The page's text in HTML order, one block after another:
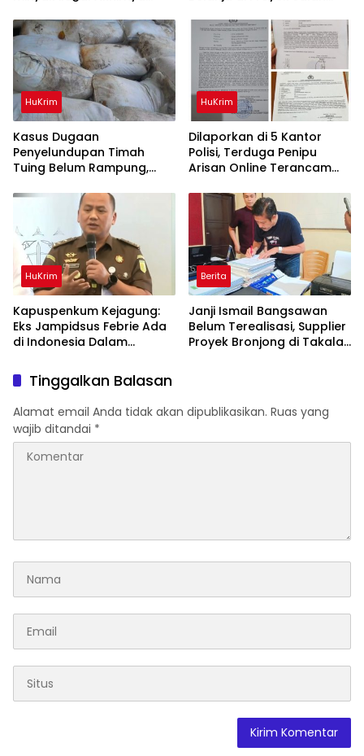
HuKrim
Kasus Dugaan
Penyelundupan Timah
Tuing Belum Rampung,
Dalam Informasi
HuKrim
Dilaporkan di 5 Kantor
Polisi, Terduga Penipu
Arisan Online Terancam
denda Rp.500 Juta
HuKrim
Kapuspenkum Kejagung:
Eks Jampidsus Febrie Ada
di Indonesia Dalam
Berita
Janji Ismail Bangsawan
Belum Terealisasi, Supplier
Proyek Bronjong di Takalar
Tinggalkan Balasan
Alamat email Anda tidak akan dipublikasikan. Ruas yang
wajib ditandai *